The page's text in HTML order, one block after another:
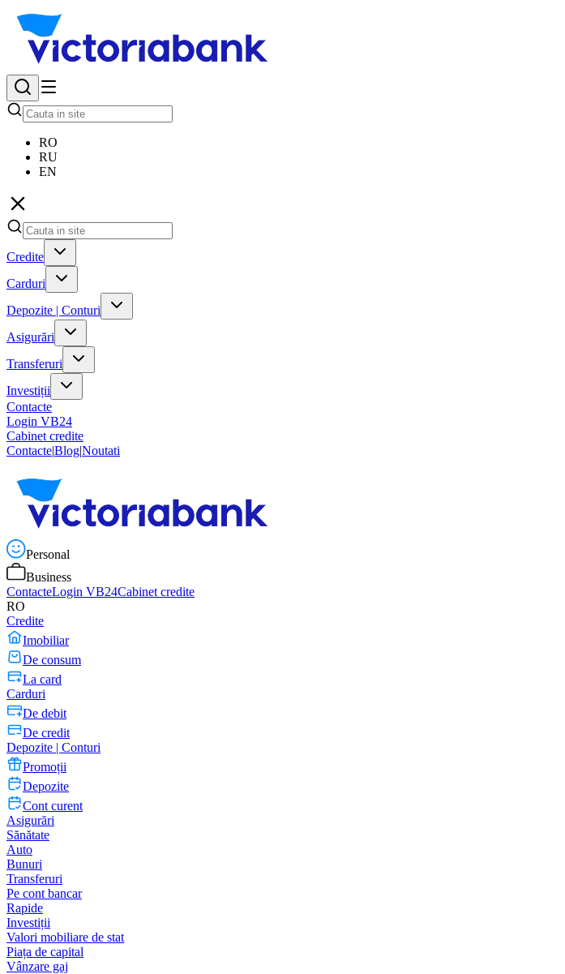
RO
RU
EN
Credite
Carduri
Depozite | Conturi
Asigurări
Transferuri
Investiții
Contacte
Login VB24
Cabinet credite
Contacte|Blog|Noutati
Personal
Business
ContacteLogin VB24Cabinet credite
RO
Credite
Imobiliar
De consum
La card
Carduri
De debit
De credit
Depozite | Conturi
Promoții
Depozite
Cont curent
Asigurări
Sănătate
Auto
Bunuri
Transferuri
Pe cont bancar
Rapide
Investiții
Valori mobiliare de stat
Piața de capital
Vânzare gaj